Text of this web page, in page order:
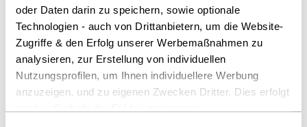
oder Daten darin zu speichern, sowie optionale
Technologien - auch von Drittanbietern, um die Website-
Zugriffe & den Erfolg unserer Werbemaßnahmen zu
analysieren, zur Erstellung von individuellen
Nutzungsprofilen, um Ihnen individuellere Werbung
anzuzeigen, und zu eigenen Zwecken Dritter. Dies erfolgt
von tausenden Mandanten und Rechtsanwälten.
Als PDF herunterladen